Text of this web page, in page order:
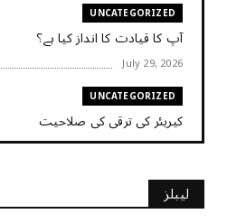
UNCATEGORIZED
آپ کا قیادت کا انداز کیا ہے؟
July 29, 2026
UNCATEGORIZED
کیریئر کی ترقی کی صلاحیت
July 29, 2026
UNCATEGORIZED
کیا آپ اپنے باس کو مؤثر طریقے
لیبلز